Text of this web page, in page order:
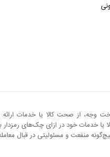
وجه، از صحت کالا یا خدمات
یا خدمات خود در ازای چک‌های رمزدار
منفعت و مسئولیتی در قبال